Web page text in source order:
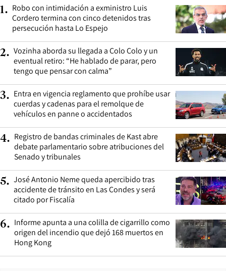
1. Robo con intimidación a exministro Luis
Cordero termina con cinco detenidos tras
persecución hasta Lo Espejo
2. Vozinha aborda su llegada a Colo Colo y un
eventual retiro: “He hablado de parar, pero
tengo que pensar con calma”
3. Entra en vigencia reglamento que prohíbe usar
cuerdas y cadenas para el remolque de
vehículos en panne o accidentados
4. Registro de bandas criminales de Kast abre
debate parlamentario sobre atribuciones del
Senado y tribunales
5. José Antonio Neme queda apercibido tras
accidente de tránsito en Las Condes y será
citado por Fiscalía
6. Informe apunta a una colilla de cigarrillo como
origen del incendio que dejó 168 muertos en
Hong Kong